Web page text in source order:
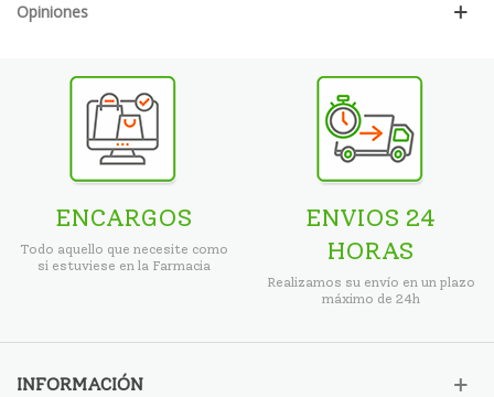
Opiniones
ENCARGOS
Todo aquello que necesite como
si estuviese en la Farmacia
ENVIOS 24
HORAS
Realizamos su envío en un plazo
máximo de 24h
INFORMACIÓN